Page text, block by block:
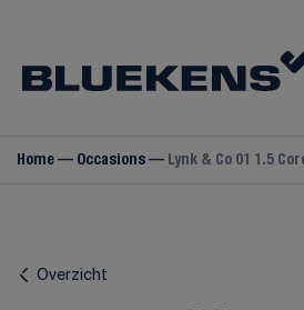
Home Occasions Lynk & Co 01 1.5
Overzicht